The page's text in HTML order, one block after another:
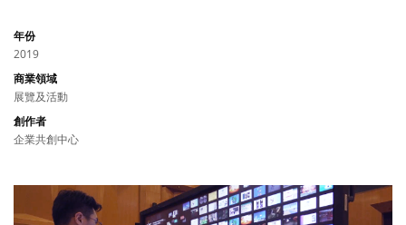
年份
2019
商業領域
展覽及活動
創作者
企業共創中心